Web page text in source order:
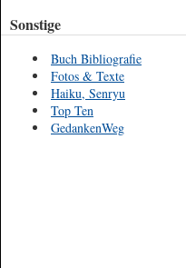
Sonstige
Buch Bibliografie
Fotos & Texte
Haiku, Senryu
Top Ten
GedankenWeg